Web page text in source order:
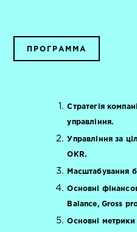
ПРОГРАММА
Стратегія
управління.
Управління за
OKR.
Масштабування
Основні
Balance, Gross
Основні метрики